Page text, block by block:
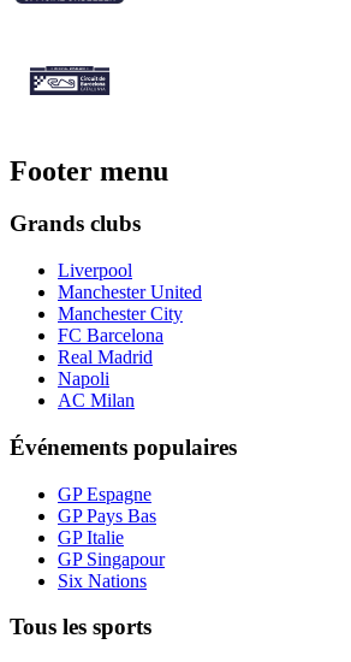
Footer menu
Grands clubs
Liverpool
Manchester United
Manchester City
FC Barcelona
Real Madrid
Napoli
AC Milan
Événements populaires
GP Espagne
GP Pays Bas
GP Italie
GP Singapour
Six Nations
Tous les sports